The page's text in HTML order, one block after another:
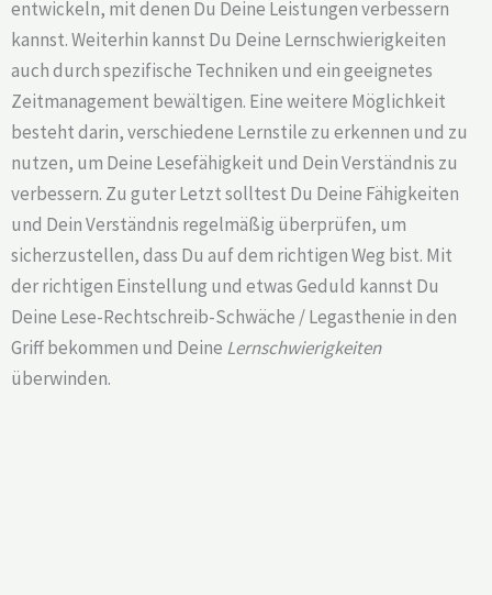
entwickeln, mit denen Du Deine Leistungen verbessern
kannst. Weiterhin kannst Du Deine Lernschwierigkeiten
auch durch spezifische Techniken und ein geeignetes
Zeitmanagement bewältigen. Eine weitere Möglichkeit
besteht darin, verschiedene Lernstile zu erkennen und zu
nutzen, um Deine Lesefähigkeit und Dein Verständnis zu
verbessern. Zu guter Letzt solltest Du Deine Fähigkeiten
und Dein Verständnis regelmäßig überprüfen, um
sicherzustellen, dass Du auf dem richtigen Weg bist. Mit
der richtigen Einstellung und etwas Geduld kannst Du
Deine Lese-Rechtschreib-Schwäche / Legasthenie in den
Griff bekommen und Deine Lernschwierigkeiten
überwinden.